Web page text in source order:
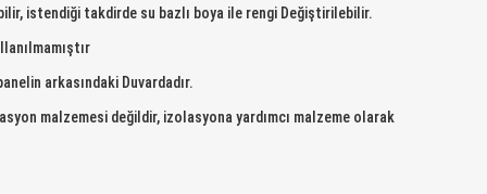
istendiği takdirde su bazlı boya ile rengi Değiştirilebilir.
arkasındaki Duvardadır.
malzemesi değildir, izolasyona yardımcı malzeme olarak